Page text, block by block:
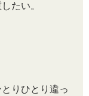
たい。
りひとり違っ